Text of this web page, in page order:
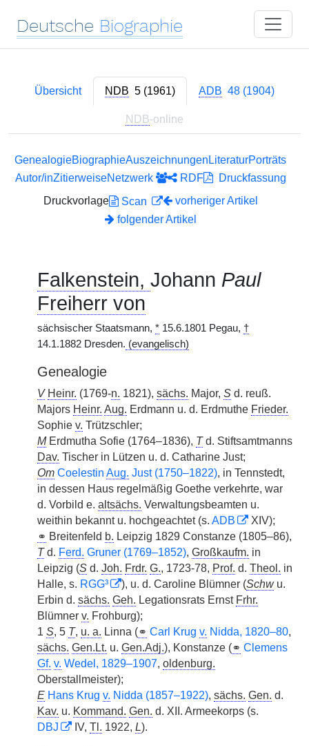
Deutsche Biographie
Übersicht NDB 5 (1961) ADB 48 (1904)
NDB-online
GenealogieBiographieAuszeichnungen LiteraturPorträts
Autor/inZitierweiseNetzwerk RDF
Druckfassung
Druckvorlage
Scan
vorheriger Artikel
folgender Artikel
Falkenstein, Johann Paul
Freiherr von
sächsischer Staatsmann, * 15.6.1801 Pegau, †
14.1.1882 Dresden. (evangelisch)
Genealogie
V Heinr. (1769-n. 1821), sächs. Major, S d. reuß.
Majors Heinr. Aug. Erdmann u. d. Erdmuthe Frieder.
Sophie v. Trützschler;
MErdmutha Sofie (1764–1836), Td. Stiftsamtmanns
Dav. Tischer in Lützen u. d. Catharine Just;
Om Coelestin Aug. Just (1750–1822), in Tennstedt,
in dessen Haus regelmäßig Goethe verkehrte, war
d. Vorbild e. altsächs. Verwaltungsbeamten u.
weithin bekannt u. hochgeachtet (s. ADB
XIV);
⚭ Breitenfeld b. Leipzig 1829 Constanze (1805–86),
Td. Ferd. Gruner (1769–1852), Großkaufm. in
Leipzig (S d. Joh. Frdr. G., 1723-78, Prof. d. Theol. in
Halle, s. RGG³ ), u. d. Caroline Blümner (Schwu.
Erbin d. sächs. Geh. Legationsrats Ernst Frhr.
Blümner v. Frohburg);
1 S, 5 T, u. a. Linna (⚭ Carl Krug v. Nidda, 1820–80,
sächs. Gen.Lt. u. Gen.Adj.), Konstanze (⚭ Clemens
Gf. v. Wedel, 1829–1907, oldenburg.
Oberstallmeister);
E Hans Krug v. Nidda (1857–1922), sächs. Gen. d.
Kav. u. Kommand. Gen. d. XII. Armeekorps (s.
DBJ
IV, Tl. 1922, L).